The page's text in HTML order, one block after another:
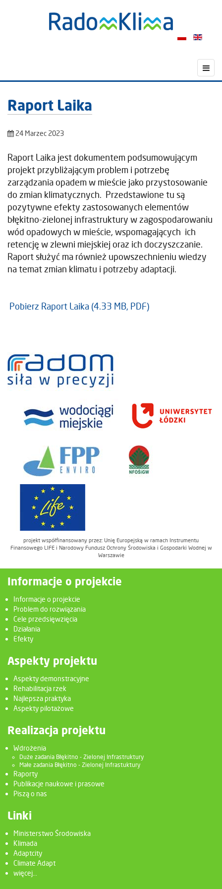
Raport Laika
24 Marzec 2023
Raport Laika jest dokumentem podsumowującym
projekt przybliżającym problem i potrzebę
zarządzania opadem w mieście jako przystosowanie
do zmian klimatycznych. Przedstawione tu są
pozytywne efekty zastosowanych elementów
błękitno-zielonej infrastruktury w zagospodarowaniu
wód opadowych w mieście, wspomagających ich
retencję w zlewni miejskiej oraz ich doczyszczanie.
Raport służyć ma również upowszechnieniu wiedzy
na temat zmian klimatu i potrzeby adaptacji.
Pobierz Raport Laika (4.33 MB, PDF)
projekt współfinansowany przez: Unię Europejską w ramach Instrumentu
Finansowego LIFE i Narodowy Fundusz Ochrony Środowiska i Gospodarki Wodnej w
Warszawie
Informacje o projekcie
Informacje o projekcie
Problem do rozwiązania
Cele przedsięwzięcia
Działania
Efekty
Aspekty projektu
Aspekty demonstracyjne
Rehabilitacja rzek
Najlepsza praktyka
Aspekty pilotażowe
Realizacja projektu
Wdrożenia
Duże zadania Błękitno - Zielonej Infrastruktury
Małe zadania Błękitno - Zielonej Infrastuktury
Raporty
Publikacje naukowe i prasowe
Piszą o nas
Linki
Ministerstwo Środowiska
Klimada
Adaptcity
Climate Adapt
więcej...